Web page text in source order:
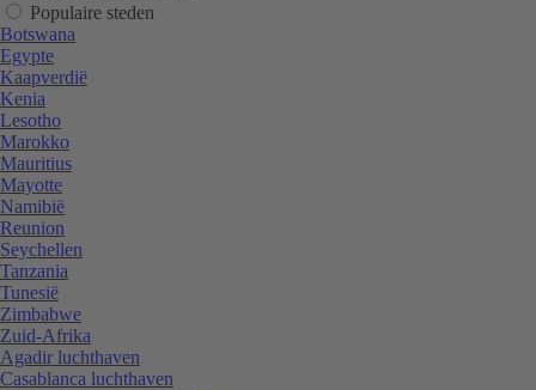
Populaire steden
Botswana
Egypte
Kaapverdië
Kenia
Lesotho
Marokko
Mauritius
Mayotte
Namibië
Reunion
Seychellen
Tanzania
Tunesië
Zimbabwe
Zuid-Afrika
Agadir luchthaven
Casablanca luchthaven